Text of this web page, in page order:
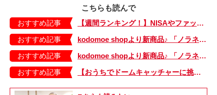
こちらも読んで
おすすめ記事
【週間ランキング！】NISAやファッションの記事がランクイン！ kodomoe web 7月19日～25日の週間TOP5★
おすすめ記事
kodomoe shopより新商品♪ 「ノラネコぐんだん」耐熱マグ3種が登場！
おすすめ記事
kodomoe shopより新商品♪ 「ノラネコぐんだん」なりきり帽子（大、小）が登場！
おすすめ記事
【おうちでドームキャッチャーに挑戦だ】アンパンマン わくわくドームキャッチャー